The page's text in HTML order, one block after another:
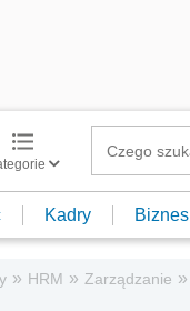
Kadry Biznes
» HRM » Zarządzanie »